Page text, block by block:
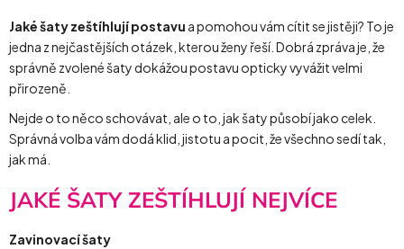
Jaké šaty zeštíhlují postavu a pomohou vám cítit se jistěji? To je
jedna z nejčastějších otázek, kterou ženy řeší. Dobrá zpráva je, že
správně zvolené šaty dokážou postavu opticky vyvážit velmi
přirozeně.
Nejde o to něco schovávat, ale o to, jak šaty působí jako celek.
Správná volba vám dodá klid, jistotu a pocit, že všechno sedí tak,
jak má.
JAKÉ ŠATY ZEŠTÍHLUJÍ NEJVÍCE
Zavinovací šaty